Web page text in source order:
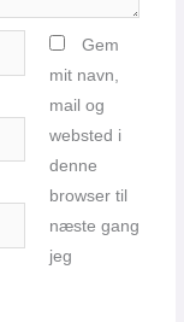
Gem
mit navn,
mail og
websted i
denne
browser til
næste gang
jeg